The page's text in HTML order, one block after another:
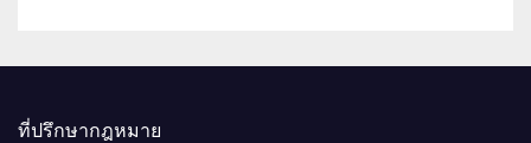
ที่ปรึกษากฎหมาย